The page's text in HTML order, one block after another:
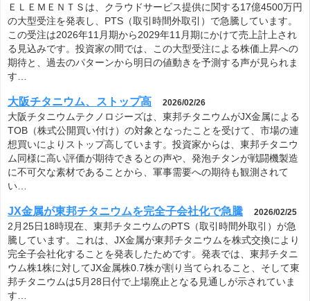
ＥＬＥＭＥＮＴＳは、クラウドサービス提供に関する17億4500万円
の大型受注を発表し、PTS（取引時間外取引）で急騰しています。
この受注は2026年11月期から2029年11月期にかけて売上計上され
る見込みです。投資家の間では、この大型受注による株価上昇への
期待と、過去のパターンから明日の値動きを予測する声が見られま
す…
大阪チタニウム、ストップ高 2026/02/26
大阪チタニウムテクノロジーズは、東邦チタニウムがJX金属による
TOB（株式公開買い付け）の対象となったことを受けて、市場の連
想買いによりストップ高しています。投資家からは、東邦チタニウ
ム同様に高い評価が期待できるとの声や、発泡チタンが戦闘機製造
に不可欠な素材であることから、軍事需要への期待も観測されて
い…
JX金属が東邦チタニウムを完全子会社化で急騰 2026/02/25
2月25日18時現在、東邦チタニウムのPTS（取引時間外取引）が急
騰しています。これは、JX金属が東邦チタニウムを株式交換により
完全子会社化することを発表したためです。発表では、東邦チタニ
ウム株1株に対してJX金属株0.7株が割り当てられること、そして東
邦チタニウムは5月28日付で上場廃止となる見通しが示されていま
す…